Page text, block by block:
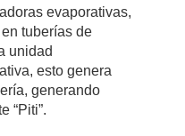
evaporativas,
tuberías de
unidad
esto genera
generando
“Piti”.